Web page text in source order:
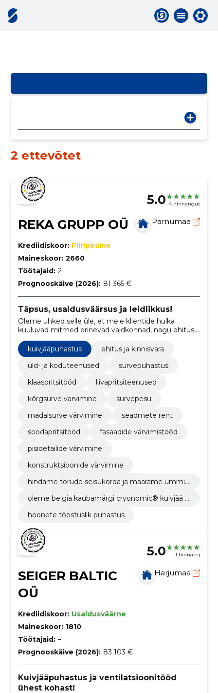
2 ettevõtet
5.0 4 hinnangut
REKA GRUPP OÜ Pärnumaa
Krediidiskoor: Piiripealne
Maineskoor: 2660
Töötajaid: 2
Prognooskäive (2026): 81 365 €
Täpsus, usaldusväärsus ja leidlikkus!
Oleme uhked selle üle, et meie klientide hulka
kuuluvad mitmed erinevad valdkonnad, nagu ehitus,
tootmine, toitlustus, kaubandus, koristamine,
korteriühistud ja eraisikud.
kuivjääpuhastus
ehitus ja kinnisvara
üld- ja koduteenused
survepuhastus
klaaspritsitööd
liivapritsiteenused
kõrgsurve värvimine
survepesu
madalsurve värvimine
seadmete rent
soodapritsitööd
fasaadide värvimistööd
pisidetailide värvimine
konstruktsioonide värvimine
hindame torude seisukorda ja määrame ummis
ame kliendile toru seisukorraraporti.
oleme belgia kaubamärgi cryonomic® kuivjää p
üja baltikumis. rendime seadmeid ja müüme ab
hoonete tööstuslik puhastus
5.0 1 hinnang
SEIGER BALTIC
OÜ
Harjumaa
Krediidiskoor: Usaldusväärne
Maineskoor: 1810
Töötajaid: –
Prognooskäive (2026): 83 103 €
Kuivjääpuhastus ja ventilatsioonitööd
ühest kohast!